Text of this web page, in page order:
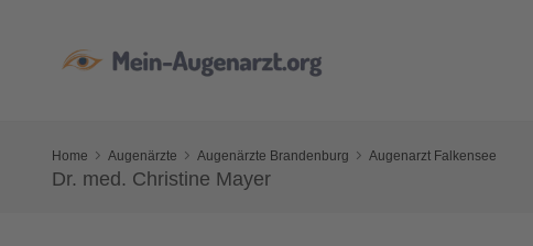
Home Augenärzte Augenärzte Brandenburg Augenarzt Falkensee
Dr. med. Christine Mayer